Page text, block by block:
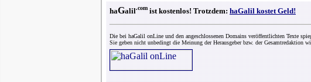
haGalil.comist kostenlos! Trotzdem:haGalil kostet Geld!
Die bei haGalil onLine und den angeschlossenen Domains veröffentlichten Texte
Sie geben nicht unbedingt die Meinung der Herausgeber bzw. der Gesamtredaktion